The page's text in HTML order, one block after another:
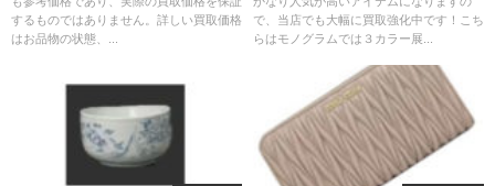
するものではありません。詳しい買取価格
はお品物の状態、...
で、当店でも大幅に買取強化中です！こち
らはモノグラムでは３カラー展...